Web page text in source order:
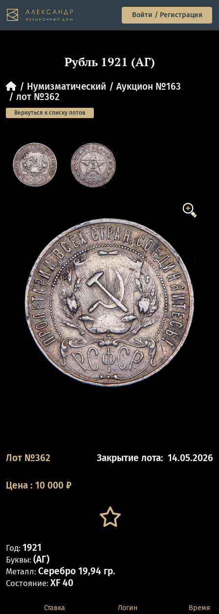
Войти / Регистрация
Рубль 1921 (АГ)
Нумизматический
Аукцион №163
лот №362
Вернуться к списку лотов
Лот №362 Закрытие лота: 14.05.2026
Цена : 10 000 ₽
Год: 1921
Буквы: (АГ)
Металл: Серебро 19,94 гр.
Состояние: XF 40
Ставка Логин Время